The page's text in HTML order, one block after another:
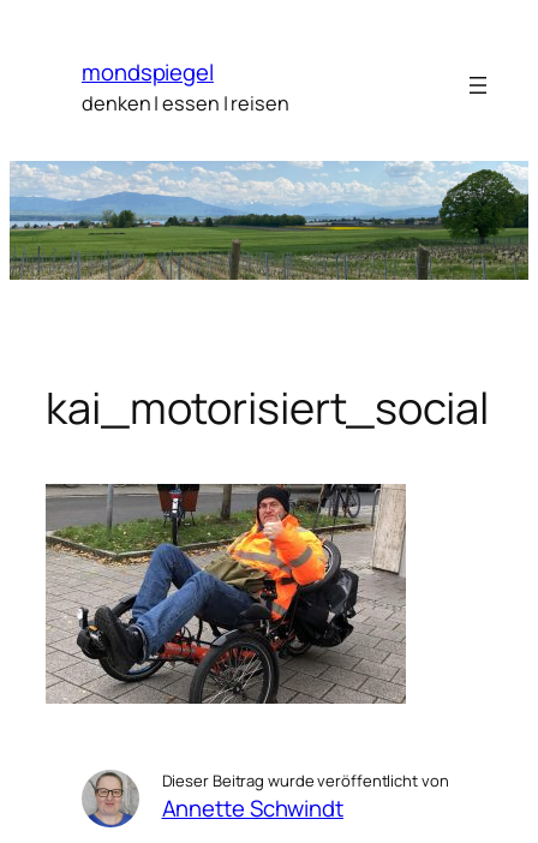
springen
mondspiegel
denken | essen | reisen
kai_motorisiert_social
Dieser Beitrag wurde veröffentlicht von
Annette Schwindt